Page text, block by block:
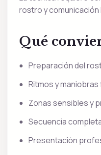
rostro y
Qué
Preparación del
Ritmos y
Zonas sensibles y
Secuencia
Presentación